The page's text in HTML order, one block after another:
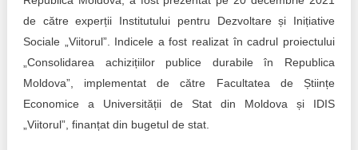
de către experții Institutului pentru Dezvoltare și Inițiative
Sociale „Viitorul”. Indicele a fost realizat în cadrul proiectului
„Consolidarea achizițiilor publice durabile în Republica
Moldova”, implementat de către Facultatea de Științe
Economice a Universității de Stat din Moldova și IDIS
„Viitorul”, finanțat din bugetul de stat.